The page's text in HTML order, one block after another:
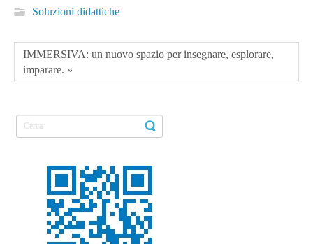
Soluzioni didattiche
IMMERSIVA: un nuovo spazio per insegnare, esplorare,
imparare. »